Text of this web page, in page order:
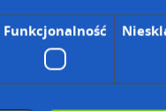
Funkcjonalność